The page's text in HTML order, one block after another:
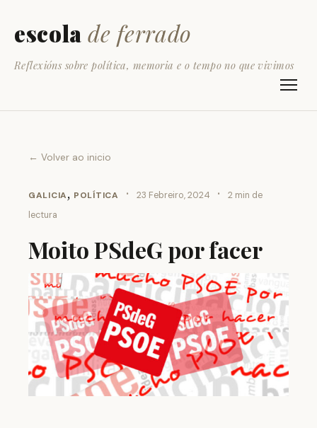
escola de ferrado
Reflexións sobre política, memoria e o tempo no que vivimos
← Volver ao inicio
GALICIA, POLÍTICA · 23 Febreiro, 2024 ·
2 min de
lectura
Moito PSdeG por facer